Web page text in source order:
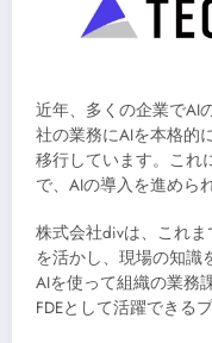
近年、多くの企業でAI
社の業務にAIを本格的
移行しています。これ
で、AIの導入を進めら
株式会社divは、これ
を活かし、現場の知識
AIを使って組織の業務
FDEとして活躍できる